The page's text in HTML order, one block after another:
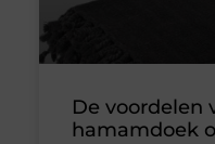
De voordelen
hamamdoek